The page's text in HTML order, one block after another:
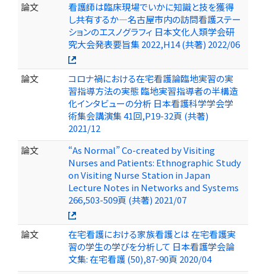
論文
看護師は臨床現場でいかに知識と技を獲得
し共有するか—名古屋市内の訪問看護ステー
ションのエスノグラフィ 日本文化人類学会研
究大会発表要旨集 2022,H14 (共著) 2022/06
論文
コロナ禍における在宅看護論臨地実習の実
習指導方法の実態 臨地実習指導者の半構造
化インタビューの分析 日本看護科学学会学
術集会講演集 41回,P19-32頁 (共著)
2021/12
論文
“As Normal” Co-created by Visiting
Nurses and Patients: Ethnographic Study
on Visiting Nurse Station in Japan
Lecture Notes in Networks and Systems
266,503-509頁 (共著) 2021/07
論文
在宅看護における家族看護とは 在宅看護実
習の学生の学びを分析して 日本看護学会論
文集: 在宅看護 (50),87-90頁 2020/04